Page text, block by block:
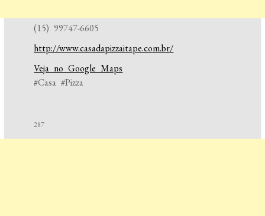
(15) 99747-6605
http://www.casadapizzaitape.com.br/
Veja no Google Maps
#Casa #Pizza
287